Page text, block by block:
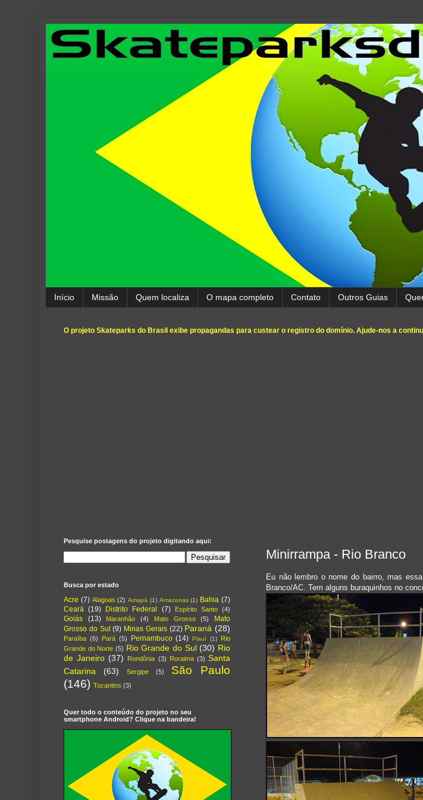
Início Missão Quem localiza O mapa completo Contato Outros Guias
O projeto Skateparks do Brasil exibe propagandas para custear o registro do domínio. Ajude-nos a
Minirrampa - Rio Branco
Eu não lembro o nome do bairro, mas
Branco/AC. Tem alguns buraquinhos no
Pesquise postagens do projeto digitando aqui:
Busca por estado
Acre (7) Alagoas (2) Amapá (1) Amazonas (1) Bahia (7)
Ceará (19) Distrito Federal (7) Espírito Santo (4)
Goiás (13) Maranhão (4) Mato Grosso (5)
Mato
Grosso do Sul (9) Minas Gerais (22) Paraná (28)
Paraíba (6) Pará (5) Pernambuco (14) Piauí (1)
Rio
Grande do Norte (5) Rio Grande do Sul (30) Rio
de Janeiro (37) Rondônia (3) Roraima (3) Santa
Catarina
(63) Sergipe (5)
São Paulo
(146) Tocantins (3)
Quer todo o conteúdo do projeto no seu
smartphone Android? Clique na bandeira!